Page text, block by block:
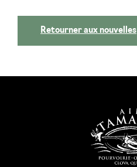
Retourner aux nouvelles